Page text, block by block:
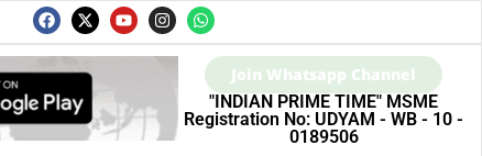
Join Whatsapp Channel
"INDIAN PRIME TIME" MSME
Registration No: UDYAM - WB - 10 -
0189506